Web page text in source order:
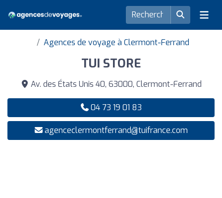
Agences de voyage à Clermont-Ferrand
TUI STORE
Av. des États Unis 40, 63000, Clermont-Ferrand
04 73 19 01 83
agenceclermontferrand@tuifrance.com